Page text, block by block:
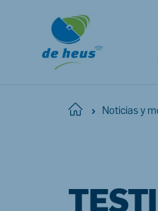
Home Noticias y